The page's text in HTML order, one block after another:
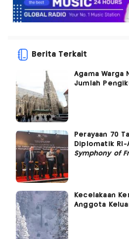
Berita Terkait
Agama Warga
Jumlah
Perayaan 70
Diplomatik
Symphony of
Kecelakaan
Anggota